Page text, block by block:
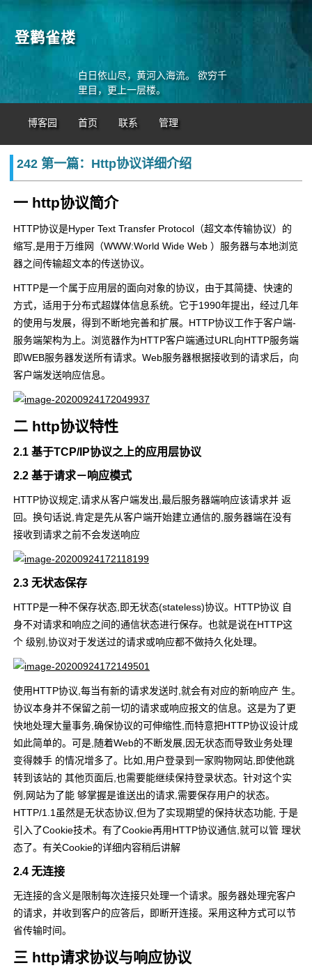
登鹳雀楼
白日依山尽，黄河入海流。 欲穷千
里目，更上一层楼。
博客园 首页 联系 管理
242 第一篇：Http协议详细介绍
一 http协议简介
HTTP协议是Hyper Text Transfer Protocol（超文本传输协议）的
缩写,是用于万维网（WWW:World Wide Web ）服务器与本地浏览
器之间传输超文本的传送协议。
HTTP是一个属于应用层的面向对象的协议，由于其简捷、快速的
方式，适用于分布式超媒体信息系统。它于1990年提出，经过几年
的使用与发展，得到不断地完善和扩展。HTTP协议工作于客户端-
服务端架构为上。浏览器作为HTTP客户端通过URL向HTTP服务端
即WEB服务器发送所有请求。Web服务器根据接收到的请求后，向
客户端发送响应信息。
二 http协议特性
2.1 基于TCP/IP协议之上的应用层协议
2.2 基于请求－响应模式
HTTP协议规定,请求从客户端发出,最后服务器端响应该请求并 返
回。换句话说,肯定是先从客户端开始建立通信的,服务器端在没有
接收到请求之前不会发送响应
2.3 无状态保存
HTTP是一种不保存状态,即无状态(stateless)协议。HTTP协议 自
身不对请求和响应之间的通信状态进行保存。也就是说在HTTP这
个 级别,协议对于发送过的请求或响应都不做持久化处理。
使用HTTP协议,每当有新的请求发送时,就会有对应的新响应产 生。
协议本身并不保留之前一切的请求或响应报文的信息。这是为了更
快地处理大量事务,确保协议的可伸缩性,而特意把HTTP协议设计成
如此简单的。可是,随着Web的不断发展,因无状态而导致业务处理
变得棘手 的情况增多了。比如,用户登录到一家购物网站,即使他跳
转到该站的 其他页面后,也需要能继续保持登录状态。针对这个实
例,网站为了能 够掌握是谁送出的请求,需要保存用户的状态。
HTTP/1.1虽然是无状态协议,但为了实现期望的保持状态功能, 于是
引入了Cookie技术。有了Cookie再用HTTP协议通信,就可以管 理状
态了。有关Cookie的详细内容稍后讲解
2.4 无连接
无连接的含义是限制每次连接只处理一个请求。服务器处理完客户
的请求，并收到客户的应答后，即断开连接。采用这种方式可以节
省传输时间。
三 http请求协议与响应协议